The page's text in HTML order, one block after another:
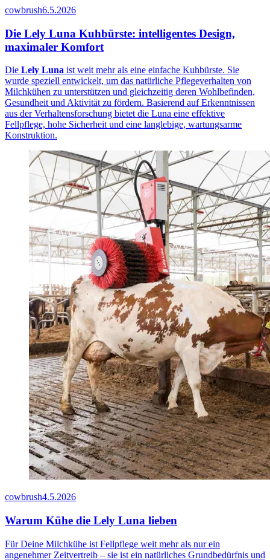
cowbrush6.5.2026
Die Lely Luna Kuhbürste: intelligentes Design,
maximaler Komfort
Die Lely Luna ist weit mehr als eine einfache Kuhbürste. Sie
wurde speziell entwickelt, um das natürliche Pflegeverhalten von
Milchkühen zu unterstützen und gleichzeitig deren Wohlbefinden,
Gesundheit und Aktivität zu fördern. Basierend auf Erkenntnissen
aus der Verhaltensforschung bietet die Luna eine effektive
Fellpflege, hohe Sicherheit und eine langlebige, wartungsarme
Konstruktion.
cowbrush4.5.2026
Warum Kühe die Lely Luna lieben
Für Deine Milchkühe ist Fellpflege weit mehr als nur ein
angenehmer Zeitvertreib – sie ist ein natürliches Grundbedürfnis und